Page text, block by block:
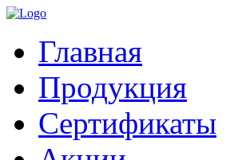
Главная
Продукция
Сертификаты